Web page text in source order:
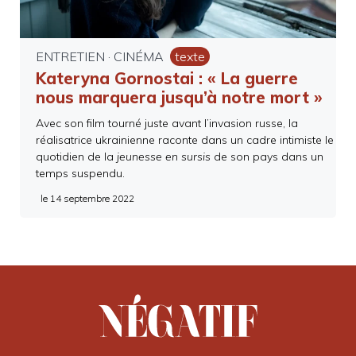
ENTRETIEN · CINÉMA texte
Kateryna Gornostai : « La guerre
nous marquera jusqu’à notre mort »
Avec son film tourné juste avant l’invasion russe, la
réalisatrice ukrainienne raconte dans un cadre intimiste le
quotidien de la jeunesse en sursis de son pays dans un
temps suspendu.
le 14 septembre 2022